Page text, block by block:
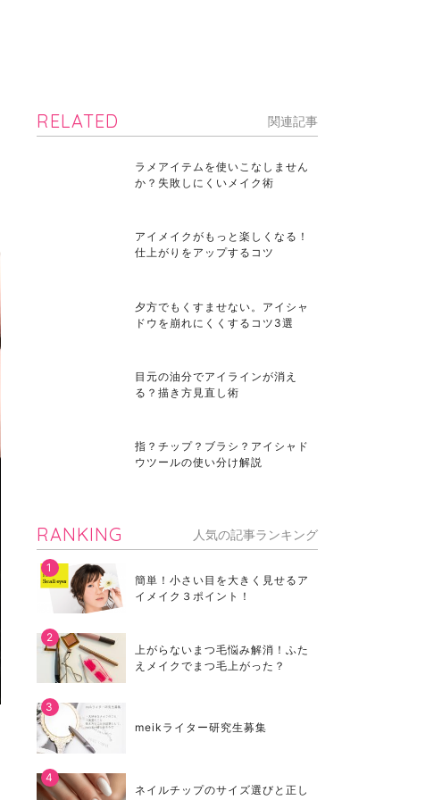
RELATED 関連記事
ラメアイテムを使いこなしません
か？失敗しにくいメイク術
アイメイクがもっと楽しくなる！
仕上がりをアップするコツ
夕方でもくすませない。アイシャ
ドウを崩れにくくするコツ3選
目元の油分でアイラインが消え
る？描き方見直し術
指？チップ？ブラシ？アイシャド
ウツールの使い分け解説
RANKING 人気の記事ランキング
簡単！小さい目を大きく見せるア
イメイク３ポイント！
上がらないまつ毛悩み解消！ふた
えメイクでまつ毛上がった？
meikライター研究生募集
ネイルチップのサイズ選びと正し